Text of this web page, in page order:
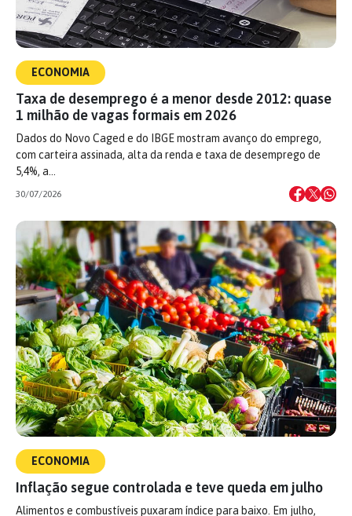
ECONOMIA
Taxa de desemprego é a menor desde 2012: quase
1 milhão de vagas formais em 2026
Dados do Novo Caged e do IBGE mostram avanço do emprego,
com carteira assinada, alta da renda e taxa de desemprego de
5,4%, a…
30/07/2026
ECONOMIA
Inflação segue controlada e teve queda em julho
Alimentos e combustíveis puxaram índice para baixo. Em julho,